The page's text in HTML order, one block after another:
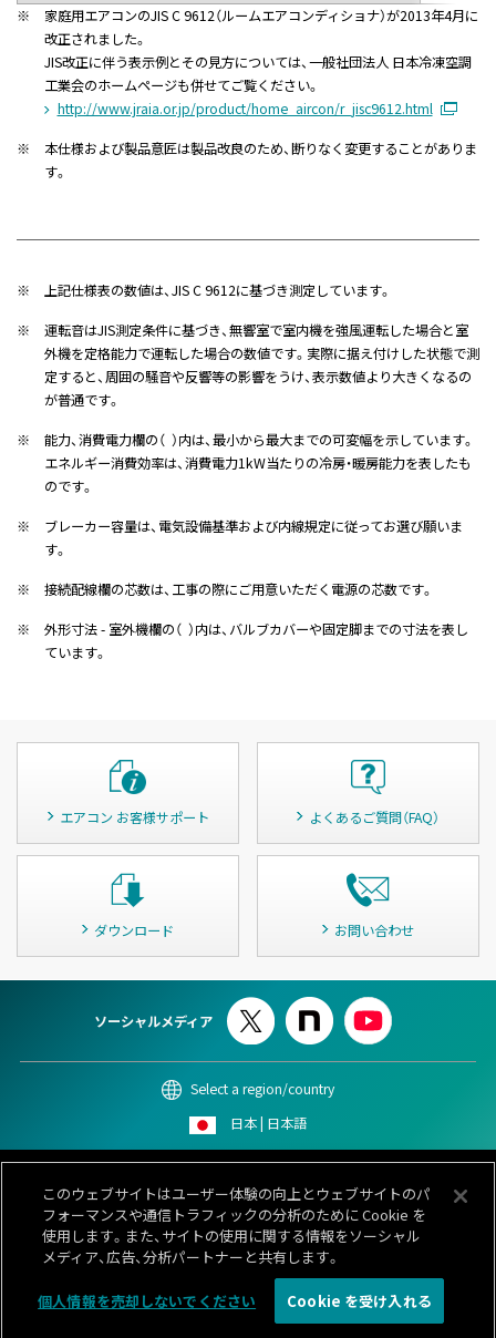
※
家庭用エアコンのJIS C 9612（ルームエアコンディショナ）が2013年4月に
改正されました。
JIS改正に伴う表示例とその見方については、一般社団法人 日本冷凍空調
工業会のホームページも併せてご覧ください。
http://www.jraia.or.jp/product/home_aircon/r_jisc9612.html
※
本仕様および製品意匠は製品改良のため、断りなく変更することがありま
す。
※
上記仕様表の数値は、JIS C 9612に基づき測定しています。
※
運転音はJIS測定条件に基づき、無響室で室内機を強風運転した場合と室
外機を定格能力で運転した場合の数値です。実際に据え付けした状態で測
定すると、周囲の騒音や反響等の影響をうけ、表示数値より大きくなるの
が普通です。
※
能力、消費電力欄の（ ）内は、最小から最大までの可変幅を示しています。
エネルギー消費効率は、消費電力1kW当たりの冷房・暖房能力を表したも
のです。
※
ブレーカー容量は、電気設備基準および内線規定に従ってお選び願いま
す。
※
接続配線欄の芯数は、工事の際にご用意いただく電源の芯数です。
※
外形寸法 - 室外機欄の（ ）内は、バルブカバーや固定脚までの寸法を表し
ています。
エアコン お客様サポート よくあるご質問（FAQ）
ダウンロード お問い合わせ
ソーシャルメディア
Select a region/country
日本 | 日本語
情報セキュリティポリシー
カスタマーハラスメント対応基本方針
サイトマップ
お問い合わせ
© 1996- 2026 GENERAL.
このウェブサイトはユーザー体験の向上とウェブサイトのパ
フォーマンスや通信トラフィックの分析のために Cookie を
使用します。また、サイトの使用に関する情報をソーシャル
メディア、広告、分析パートナーと共有します。
個人情報を売却しないでください Cookie を受け入れる